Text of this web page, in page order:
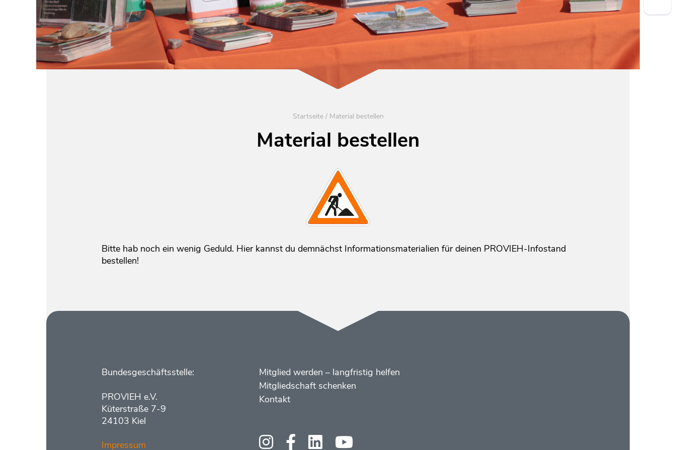
Startseite/ Material bestellen
Material bestellen
Bitte hab noch ein wenig Geduld. Hier kannst du demnächst Informationsmaterialien für deinen PROVIEH-Infostand
bestellen!
Kontakt
Bundesgeschäftsstelle:
PROVIEH e.V.
Küterstraße 7-9
24103 Kiel
Impressum
Menüs
Footer
2
Mitglied werden – langfristig helfen
Mitgliedschaft schenken
Kontakt
Social